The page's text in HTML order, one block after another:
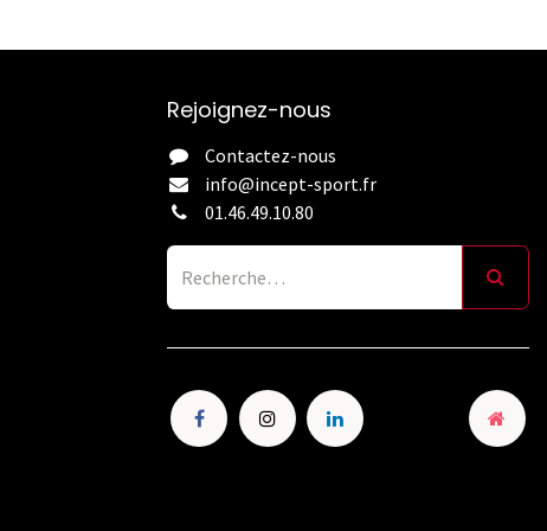
Rejoignez-nous
Contactez-nous
info@incept-sport.fr
01.46.49.10.80